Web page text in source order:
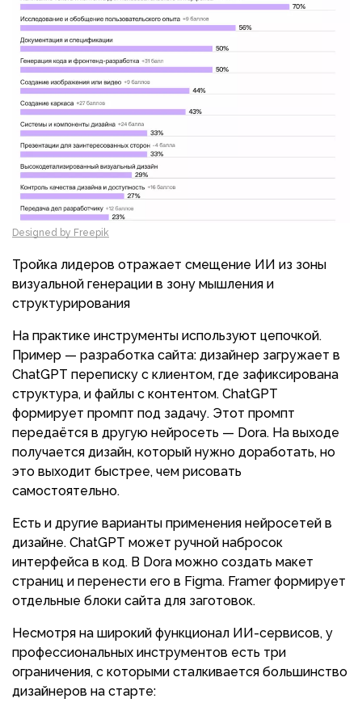
Designed by Freepik
Тройка лидеров отражает смещение ИИ из зоны
визуальной генерации в зону мышления и
структурирования
На практике инструменты используют цепочкой.
Пример — разработка сайта: дизайнер загружает в
ChatGPT переписку с клиентом, где зафиксирована
структура, и файлы с контентом. ChatGPT
формирует промпт под задачу. Этот промпт
передаётся в другую нейросеть — Dora. На выходе
получается дизайн, который нужно доработать, но
это выходит быстрее, чем рисовать
самостоятельно.
Есть и другие варианты применения нейросетей в
дизайне. ChatGPT может ручной набросок
интерфейса в код. В Dora можно создать макет
страниц и перенести его в Figma. Framer формирует
отдельные блоки сайта для заготовок.
Несмотря на широкий функционал ИИ-сервисов, у
профессиональных инструментов есть три
ограничения, с которыми сталкивается большинство
дизайнеров на старте: